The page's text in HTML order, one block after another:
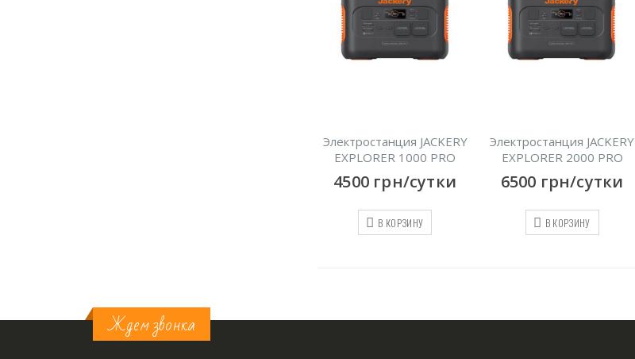
Электростанция JACKERY
EXPLORER 1000 PRO
4500 грн/сутки
В КОРЗИНУ
Электростанция JACKERY
EXPLORER 2000 PRO
6500 грн/сутки
В КОРЗИНУ
Ждем звонка